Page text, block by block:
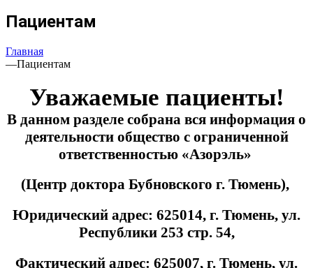
Пациентам
Главная
—Пациентам
Уважаемые пациенты!
В данном разделе собрана вся информация о
деятельности общество с ограниченной
ответственностью «Азорэль»
(Центр доктора Бубновского г. Тюмень),
Юридический адрес: 625014, г. Тюмень, ул.
Республики 253 стр. 54,
Фактический адрес: 625007, г. Тюмень, ул.